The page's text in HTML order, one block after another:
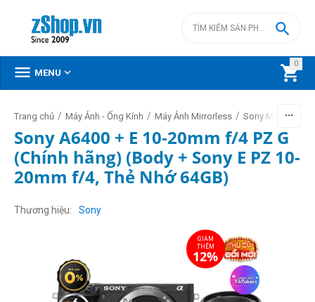
0


 MENU 
Trang chủ / Máy Ảnh - Ống Kính / Máy Ảnh Mirrorless / Sony Mirrorless
Sony A6400 + E 10-20mm f/4 PZ G
(Chính hãng) (Body + Sony E PZ 10-
20mm f/4, Thẻ Nhớ 64GB)
Thương hiệu Sony